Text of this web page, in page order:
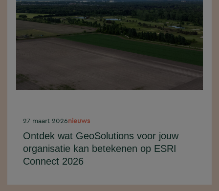
27 maart 2026nieuws
Ontdek wat GeoSolutions voor jouw
organisatie kan betekenen op ESRI
Connect 2026